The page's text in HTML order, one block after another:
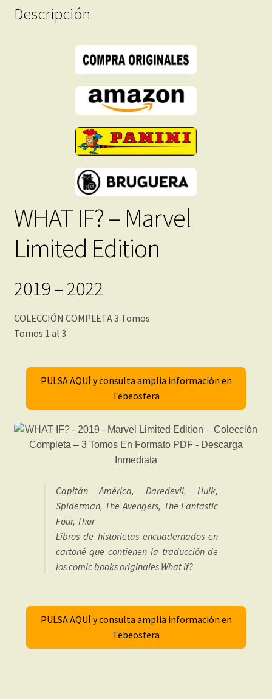
Tomos
En
Descripción
WHAT IF? – Marvel
Limited Edition
2019 – 2022
COLECCIÓN COMPLETA 3 Tomos
Tomos 1 al 3
PULSA AQUÍ y consulta amplia información en
Tebeosfera
Capitán América, Daredevil, Hulk,
Spiderman, The Avengers, The Fantastic
Four, Thor
Libros de historietas encuadernados en
cartoné que contienen la traducción de
los comic books originales What If?
PULSA AQUÍ y consulta amplia información en
Tebeosfera